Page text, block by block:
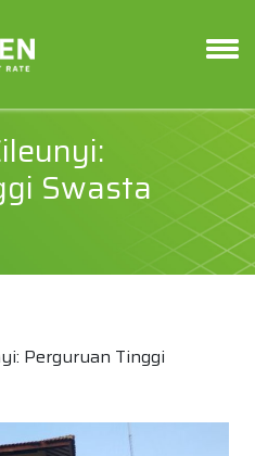
Swasta
Perguruan Tinggi